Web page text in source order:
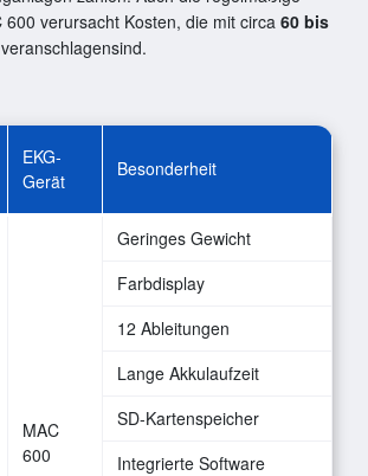
600 verursacht Kosten, die mit circa 60 bis
EKG-
Gerät
Besonderheit
MAC
600
Geringes Gewicht
Farbdisplay
12 Ableitungen
Lange Akkulaufzeit
SD-Kartenspeicher
Integrierte Software